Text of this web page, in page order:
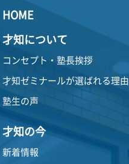
HOME
才知について
コンセプト・塾長挨拶
才知ゼミナールが選ばれる理由
塾生の声
才知の今
新着情報